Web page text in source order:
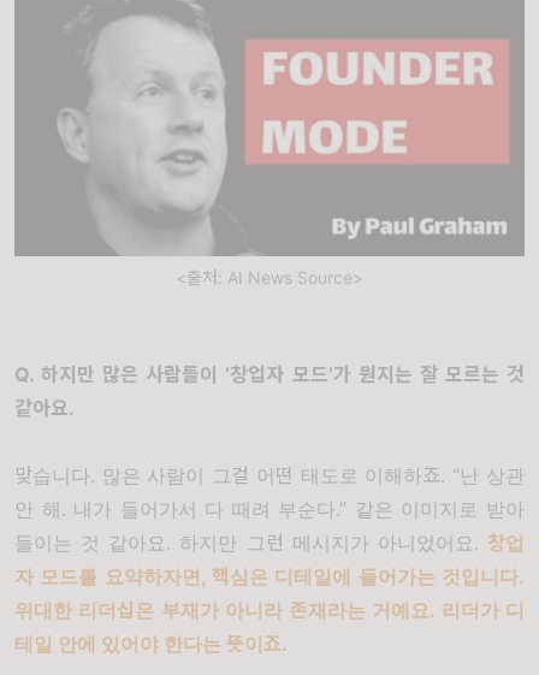
<출처: AI News Source>
Q. 하지만 많은 사람들이 ‘창업자 모드’가 뭔지는 잘 모르는 것
같아요.
맞습니다. 많은 사람이 그걸 어떤 태도로 이해하죠. “난 상관
안 해. 내가 들어가서 다 때려 부순다.” 같은 이미지로 받아
들이는 것 같아요 . 하지만 그런 메시지가 아니었어요 . 창업
자 모드를 요약하자면, 핵심은 디테일에 들어가는 것입니다.
위대한 리더십은 부재가 아니라 존재라는 거예요. 리더가 디
테일 안에 있어야 한다는 뜻이죠.